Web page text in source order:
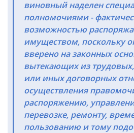
виновный наделен
полномочиями -
возможностью
имуществом, поскольку
вверено на законных
вытекающих из
или иных договорных
осуществления
распоряжению,
перевозке, ремонту,
пользованию и тому